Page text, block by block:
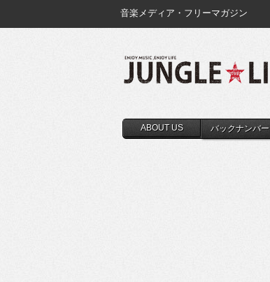
音楽メディア・フリーマガジン
ABOUT US バックナンバー